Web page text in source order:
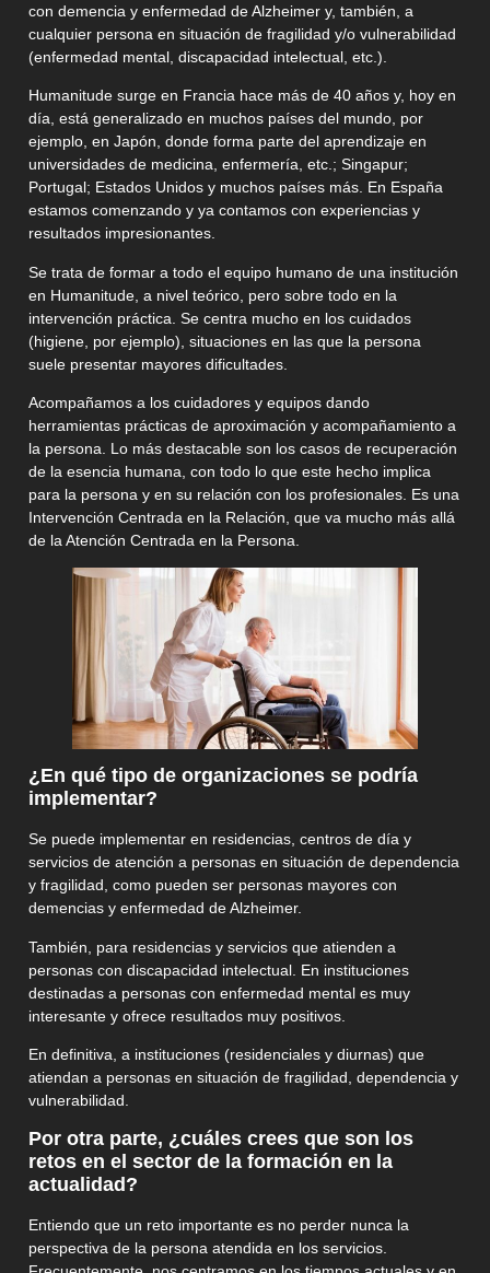
con demencia y enfermedad de Alzheimer y, también, a
cualquier persona en situación de fragilidad y/o vulnerabilidad
(enfermedad mental, discapacidad intelectual, etc.).
Humanitude surge en Francia hace más de 40 años y, hoy en
día, está generalizado en muchos países del mundo, por
ejemplo, en Japón, donde forma parte del aprendizaje en
universidades de medicina, enfermería, etc.; Singapur;
Portugal; Estados Unidos y muchos países más. En España
estamos comenzando y ya contamos con experiencias y
resultados impresionantes.
Se trata de formar a todo el equipo humano de una institución
en Humanitude, a nivel teórico, pero sobre todo en la
intervención práctica. Se centra mucho en los cuidados
(higiene, por ejemplo), situaciones en las que la persona
suele presentar mayores dificultades.
Acompañamos a los cuidadores y equipos dando
herramientas prácticas de aproximación y acompañamiento a
la persona. Lo más destacable son los casos de recuperación
de la esencia humana, con todo lo que este hecho implica
para la persona y en su relación con los profesionales. Es una
Intervención Centrada en la Relación, que va mucho más allá
de la Atención Centrada en la Persona.
¿En qué tipo de organizaciones se podría
implementar?
Se puede implementar en residencias, centros de día y
servicios de atención a personas en situación de dependencia
y fragilidad, como pueden ser personas mayores con
demencias y enfermedad de Alzheimer.
También, para residencias y servicios que atienden a
personas con discapacidad intelectual. En instituciones
destinadas a personas con enfermedad mental es muy
interesante y ofrece resultados muy positivos.
En definitiva, a instituciones (residenciales y diurnas) que
atiendan a personas en situación de fragilidad, dependencia y
vulnerabilidad.
Por otra parte, ¿cuáles crees que son los
retos en el sector de la formación en la
actualidad?
Entiendo que un reto importante es no perder nunca la
perspectiva de la persona atendida en los servicios.